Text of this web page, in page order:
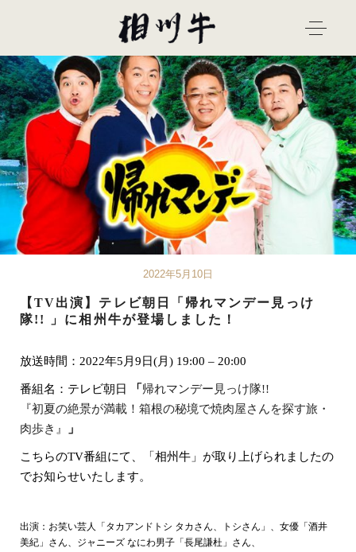
2022年5月10日
【TV出演】テレビ朝日「帰れマンデー見っけ
隊!! 」に相州牛が登場しました！
放送時間：2022年5月9日(月) 19:00 – 20:00
番組名：テレビ朝日 「 帰れマンデー見っけ隊!!
『初夏の絶景が満載！箱根の秘境で焼肉屋さんを探す旅・
肉歩き』
」
こちらのTV番組にて、「相州牛」が取り上げられましたの
でお知らせいたします。
出演：お笑い芸人「タカアンドトシ タカさん、トシさん」、女優「酒井
美紀」さん、ジャニーズ なにわ男子「長尾謙杜」さん、